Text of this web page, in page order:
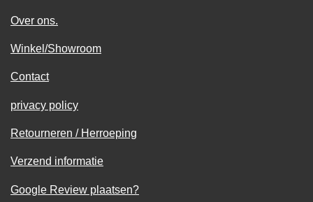
Over ons.
Winkel/Showroom
Contact
privacy policy
Retourneren / Herroeping
Verzend informatie
Google Review plaatsen?